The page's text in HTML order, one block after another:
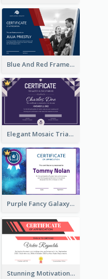
Blue And Red Frame With Photo Certificate
Elegant Mosaic Triangular Certificate Design Template
Purple Fancy Galaxy Certificate
Stunning Motivational Certificate Design Template